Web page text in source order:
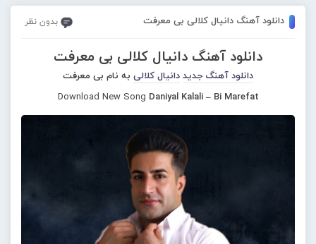
دانلود آهنگ دانیال کلالی بی معرفت بدون نظر
دانلود آهنگ دانیال کلالی بی معرفت
دانلود آهنگ جدید دانیال کلالی به نام بی معرفت
Download New Song Daniyal Kalali – Bi Marefat